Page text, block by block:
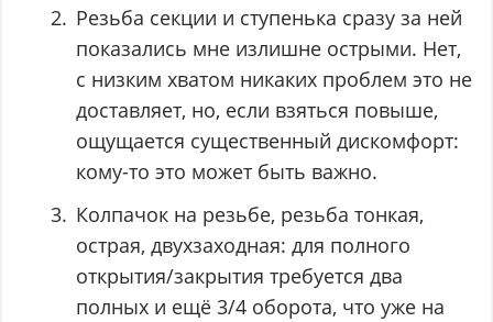
Резьба секции и ступенька сразу за ней
показались мне излишне острыми. Нет,
с низким хватом никаких проблем это не
доставляет, но, если взяться повыше,
ощущается существенный дискомфорт:
кому-то это может быть важно.
Колпачок на резьбе, резьба тонкая,
острая, двухзаходная: для полного
открытия/закрытия требуется два
полных и ещё 3/4 оборота, что уже на